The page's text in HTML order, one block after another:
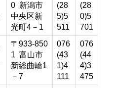
0 新潟市
中央区新
光町4－1
(28
5)5
511
(28
0)5
701
〒933-850
1 富山市
新総曲輪1
－7
076
(43
1)4
111
076
(44
4)3
475